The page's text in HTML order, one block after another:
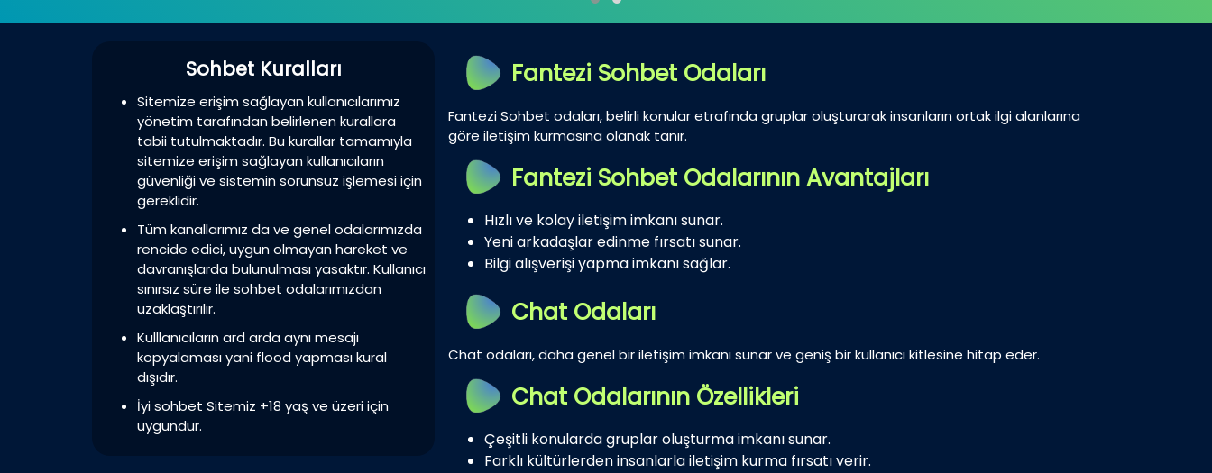
Sohbet Kuralları
Sitemize erişim sağlayan kullanıcılarımız
yönetim tarafından belirlenen kurallara
tabii tutulmaktadır. Bu kurallar tamamıyla
sitemize erişim sağlayan kullanıcıların
güvenliği ve sistemin sorunsuz işlemesi için
gereklidir.
Tüm kanallarımız da ve genel odalarımızda
rencide edici, uygun olmayan hareket ve
davranışlarda bulunulması yasaktır. Kullanıcı
sınırsız süre ile sohbet odalarımızdan
uzaklaştırılır.
Kulllanıcıların ard arda aynı mesajı
kopyalaması yani flood yapması kural
dışıdır.
İyi sohbet Sitemiz +18 yaş ve üzeri için
uygundur.
Fantezi Sohbet Odaları
Fantezi Sohbet odaları, belirli konular etrafında gruplar oluşturarak insanların ortak ilgi alanlarına
göre iletişim kurmasına olanak tanır.
Fantezi Sohbet Odalarının Avantajları
Hızlı ve kolay iletişim imkanı sunar.
Yeni arkadaşlar edinme fırsatı sunar.
Bilgi alışverişi yapma imkanı sağlar.
Chat Odaları
Chat odaları, daha genel bir iletişim imkanı sunar ve geniş bir kullanıcı kitlesine hitap eder.
Chat Odalarının Özellikleri
Çeşitli konularda gruplar oluşturma imkanı sunar.
Farklı kültürlerden insanlarla iletişim kurma fırsatı verir.